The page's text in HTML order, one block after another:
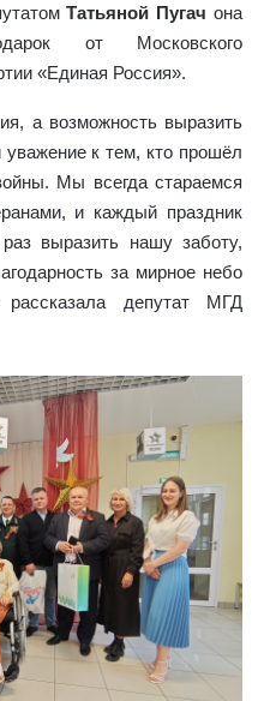
Татьяной Пугач она
от Московского
«Единая Россия».
а возможность выразить
уважение к тем, кто прошёл
Мы всегда стараемся
и каждый праздник
выразить нашу заботу,
за мирное небо
депутат МГД